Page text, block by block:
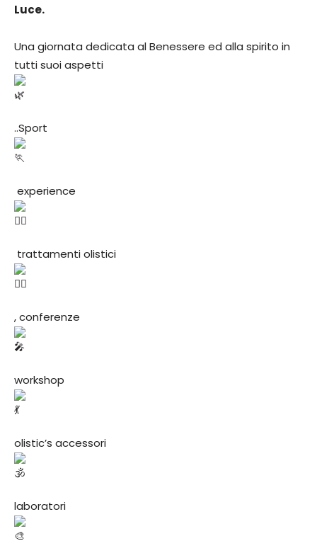
Luce.
Una giornata dedicata al Benessere ed alla spirito in
tutti suoi aspetti
..Sport
experience
trattamenti olistici
, conferenze
workshop
olistic’s accessori
laboratori